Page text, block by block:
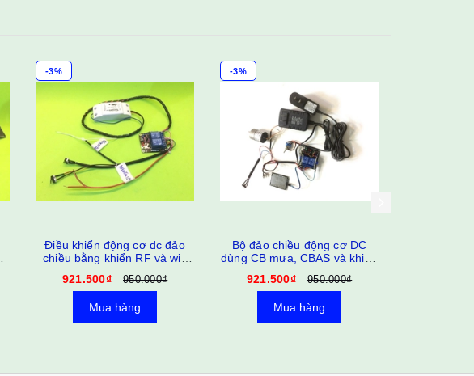
-3%
Điều khiển động cơ dc đảo
chiều bằng khiển RF và wifi
trình
921.500₫ 950.000₫
Mua hàng
-3%
Bộ đảo chiều động cơ DC
dùng CB mưa, CBAS và khiển
921.500₫ 950.000₫
Mua hàng